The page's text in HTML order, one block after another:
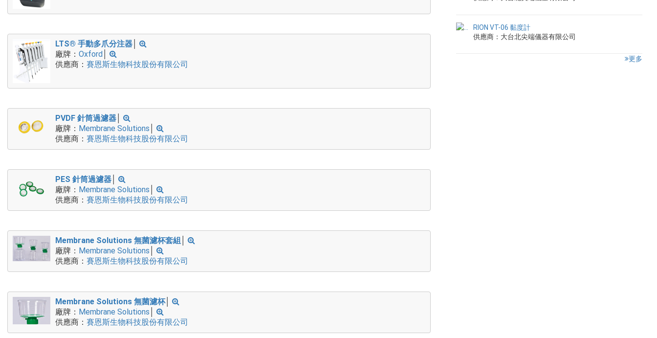
LTS® 手動多爪分注器
廠牌： Oxford
供應商： 賽恩斯生物科技股份有限公司
PVDF 針筒過濾器
廠牌： Membrane Solutions
供應商： 賽恩斯生物科技股份有限公司
PES 針筒過濾器
廠牌： Membrane Solutions
供應商： 賽恩斯生物科技股份有限公司
Membrane Solutions 無菌濾杯套組
廠牌： Membrane Solutions
供應商： 賽恩斯生物科技股份有限公司
Membrane Solutions 無菌濾杯│
廠牌： Membrane Solutions
供應商： 賽恩斯生物科技股份有限公司
RION VT-06 黏度計
供應商：大台北尖端儀器有限公司
更多